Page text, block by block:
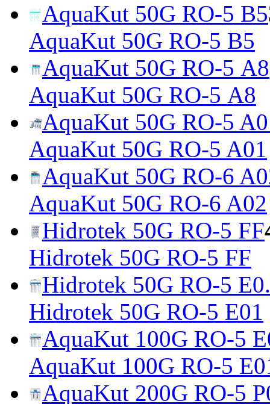
AquaKut 50G RO-5 B5
AquaKut 50G RO-5 B5
AquaKut 50G RO-5 А8
AquaKut 50G RO-5 А8
AquaKut 50G RO-5
AquaKut 50G RO-5 A01
AquaKut 50G RO-6
AquaKut 50G RO-6 A02
Hidrotek 50G RO-5 FF
Hidrotek 50G RO-5 FF
Hidrotek 50G RO-5
Hidrotek 50G RO-5 E01
AquaKut 100G RO-5
AquaKut 100G RO-5
AquaKut 200G RO-5